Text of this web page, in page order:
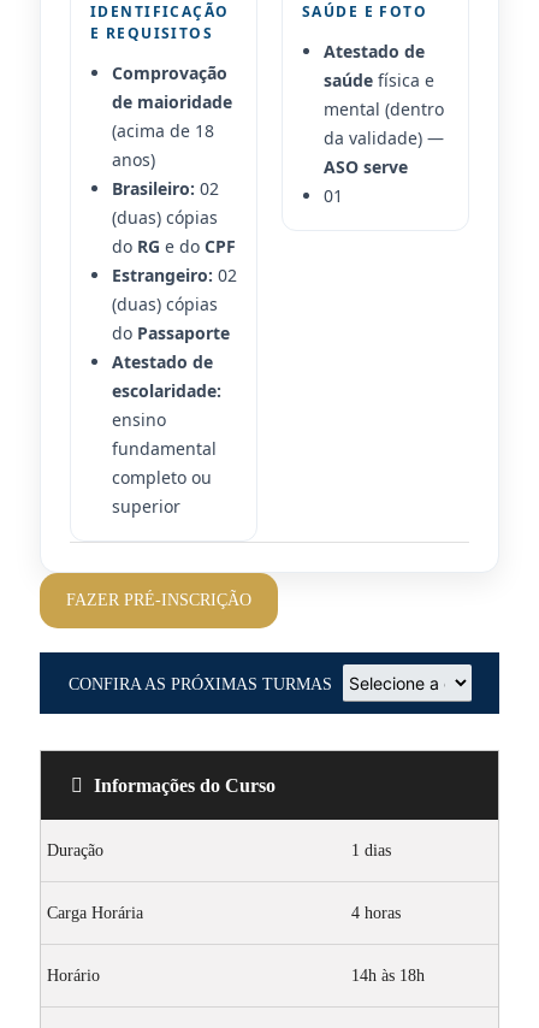
IDENTIFICAÇÃO
E REQUISITOS
Comprovação
de maioridade
(acima de 18
anos)
Brasileiro: 02
(duas) cópias
do RG e do CPF
Estrangeiro: 02
(duas) cópias
do Passaporte
Atestado de
escolaridade:
ensino
fundamental
completo ou
superior
SAÚDE E FOTO
Atestado de
saúdefísica e
mental (dentro
da validade) —
ASO serve
01
FAZER PRÉ-INSCRIÇÃO
CONFIRA AS PRÓXIMAS TURMAS
Informações do Curso
Duração 1 dias
Carga Horária 4 horas
Horário 14h às 18h